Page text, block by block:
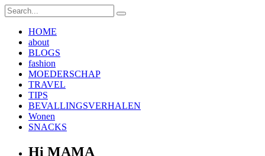
HOME
about
BLOGS
fashion
MOEDERSCHAP
TRAVEL
TIPS
BEVALLINGSVERHALEN
Wonen
SNACKS
Hi MAMA